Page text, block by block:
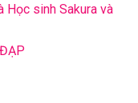
Học sinh Sakura và